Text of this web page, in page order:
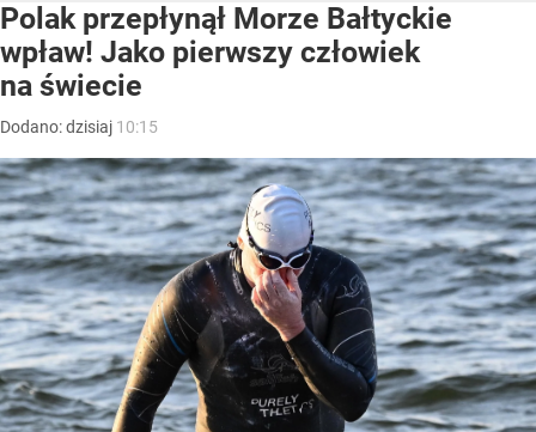
Polak przepłynął Morze Bałtyckie
wpław! Jako pierwszy człowiek
na świecie
Dodano:dzisiaj 10:15